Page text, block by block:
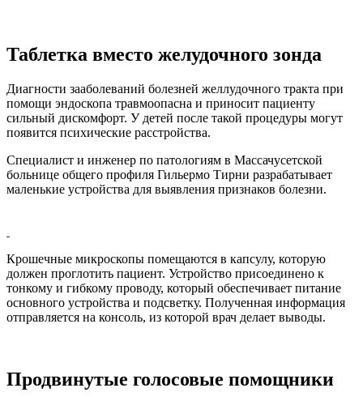
Таблетка вместо желудочного зонда
Диагности зааболеваний болезней желлудочного тракта при
помощи эндоскопа травмоопасна и приносит пациенту
сильный дискомфорт. У детей после такой процедуры могут
появится психические расстройства.
Специалист и инженер по патологиям в Массачусетской
больнице общего профиля Гильермо Тирни разрабатывает
маленькие устройства для выявления признаков болезни.
Крошечные микроскопы помещаются в капсулу, которую
должен проглотить пациент. Устройство присоединено к
тонкому и гибкому проводу, который обеспечивает питание
основного устройства и подсветку. Полученная информация
отправляется на консоль, из которой врач делает выводы.
Продвинутые голосовые помощники